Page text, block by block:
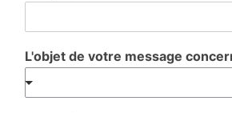
L'objet de votre message